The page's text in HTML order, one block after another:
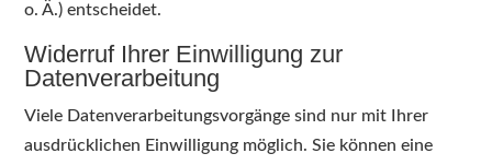
o. Ä.) entscheidet.
Widerruf Ihrer Einwilligung zur
Datenverarbeitung
Viele Datenverarbeitungsvorgänge sind nur mit Ihrer
ausdrücklichen Einwilligung möglich. Sie können eine